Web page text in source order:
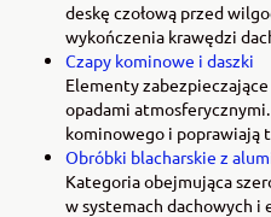
deskę czołową przed
wykończenia krawędzi
Czapy kominowe i daszki
Elementy
opadami
kominowego i poprawiają
Obróbki blacharskie z
Kategoria obejmująca
w systemach dachowych i